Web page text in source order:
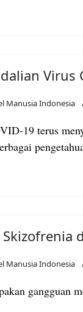
Virus
Manusia Indonesia
19 terus
Manusia Indonesia
gangguan